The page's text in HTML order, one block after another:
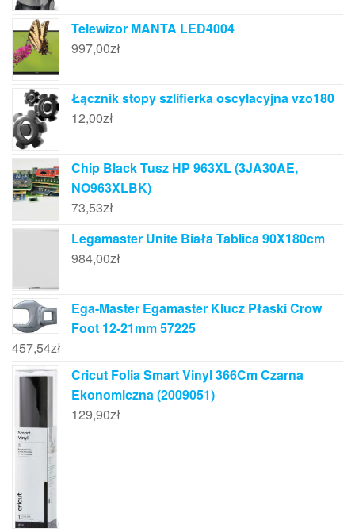
Telewizor MANTA LED4004
997,00zł
Łącznik stopy szlifierka oscylacyjna vzo180
12,00zł
Chip Black Tusz HP 963XL (3JA30AE,
NO963XLBK)
73,53zł
Legamaster Unite Biała Tablica 90X180cm
984,00zł
Ega-Master Egamaster Klucz Płaski Crow
Foot 12-21mm 57225
457,54zł
Cricut Folia Smart Vinyl 366Cm Czarna
Ekonomiczna (2009051)
129,90zł